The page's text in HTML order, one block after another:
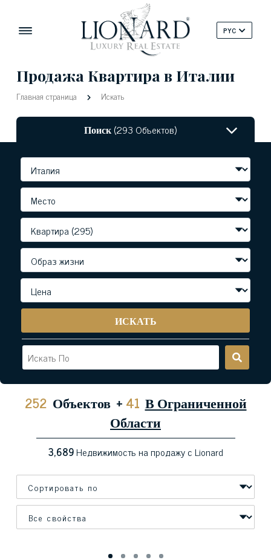
PYC
Продажа Квартира в Италии
Главная страница Искать
Поиск(293 Объектов)
ИСКАТЬ
252 Объектов + 41 В Ограниченной
Области
3,689Недвижимость на продажу с Lionard